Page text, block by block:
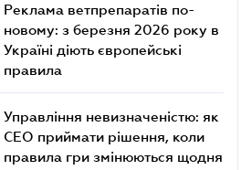
Реклама ветпрепаратів по-
новому: з березня 2026 року в
Україні діють європейські
правила
Управління невизначеністю: як
СЕО приймати рішення, коли
правила гри змінюються щодня